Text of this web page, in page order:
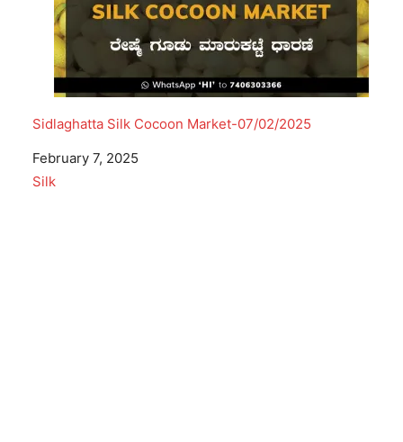
Sidlaghatta Silk Cocoon Market-07/02/2025
Date
February 7, 2025
In relation to
Silk